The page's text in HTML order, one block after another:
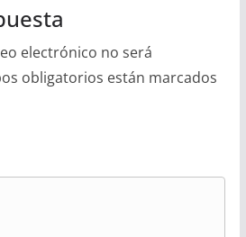
electrónico no será
obligatorios están marcados